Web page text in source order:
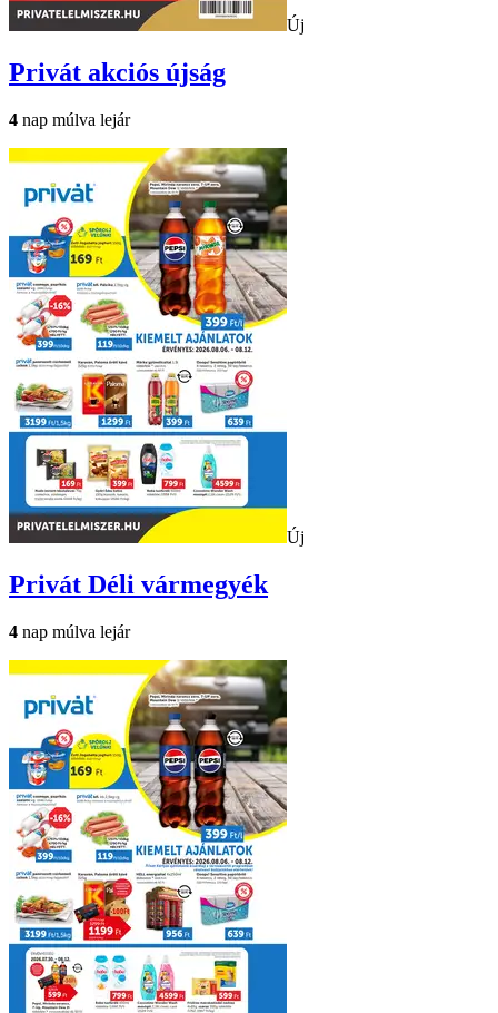
Új
Privát akciós újság
4 nap múlva lejár
Új
Privát Déli vármegyék
4 nap múlva lejár